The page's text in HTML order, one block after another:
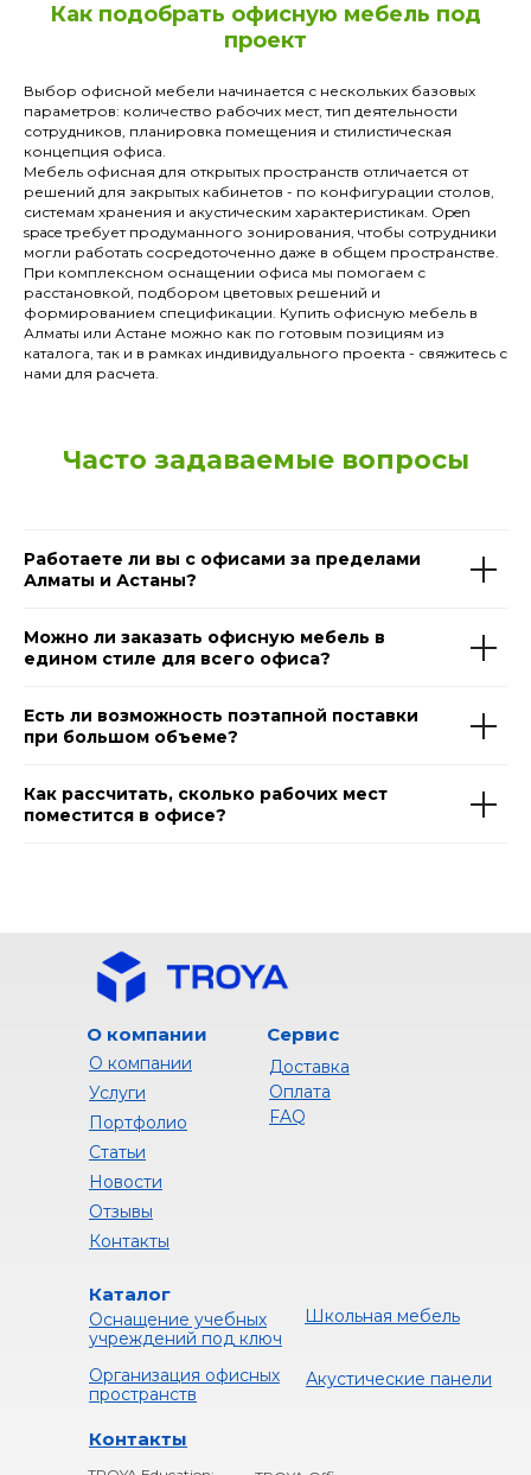
Как подобрать офисную мебель под
проект
Выбор офисной мебели начинается с нескольких базовых
параметров: количество рабочих мест, тип деятельности
сотрудников, планировка помещения и стилистическая
концепция офиса.
Мебель офисная для открытых пространств отличается от
решений для закрытых кабинетов - по конфигурации столов,
системам хранения и акустическим характеристикам. Open
space требует продуманного зонирования, чтобы сотрудники
могли работать сосредоточенно даже в общем пространстве.
При комплексном оснащении офиса мы помогаем с
расстановкой, подбором цветовых решений и
формированием спецификации. Купить офисную мебель в
Алматы или Астане можно как по готовым позициям из
каталога, так и в рамках индивидуального проекта - свяжитесь с
нами для расчета.
Часто задаваемые вопросы
Работаете ли вы с офисами за пределами
Алматы и Астаны?
Можно ли заказать офисную мебель в
едином стиле для всего офиса?
Есть ли возможность поэтапной поставки
при большом объеме?
Как рассчитать, сколько рабочих мест
поместится в офисе?
О компании Сервис
Каталог
Контакты
Доставка
Оплата
FAQ
Школьная мебель
Организация офисных
пространств
Акустические панели
Оснащение учебных
учреждений под ключ
О компании
Услуги
Портфолио
Статьи
Новости
Отзывы
Контакты